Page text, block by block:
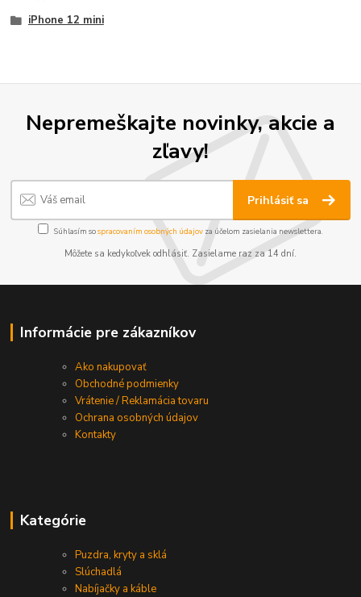
iPhone 12 mini
Nepremeškajte novinky, akcie a
zľavy!
Prihlásiť sa
Súhlasím sospracovaním osobných údajov za účelom zasielania newslettera.
Môžete sa kedykoľvek odhlásiť. Zasielame raz za 14 dní.
Informácie pre zákazníkov
Ako nakupovať
Obchodné podmienky
Vrátenie / Reklamácia tovaru
Ochrana osobných údajov
Kontakty
Kategórie
Puzdra, kryty a sklá
Slúchadlá
Nabíjačky a káble